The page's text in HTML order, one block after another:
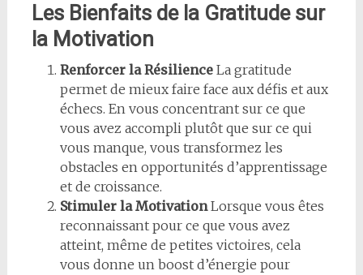
Les Bienfaits de la Gratitude sur
la Motivation
Renforcer la RésilienceLa gratitude
permet de mieux faire face aux défis et aux
échecs. En vous concentrant sur ce que
vous avez accompli plutôt que sur ce qui
vous manque, vous transformez les
obstacles en opportunités d’apprentissage
et de croissance.
Stimuler la MotivationLorsque vous êtes
reconnaissant pour ce que vous avez
atteint, même de petites victoires, cela
vous donne un boost d’énergie pour